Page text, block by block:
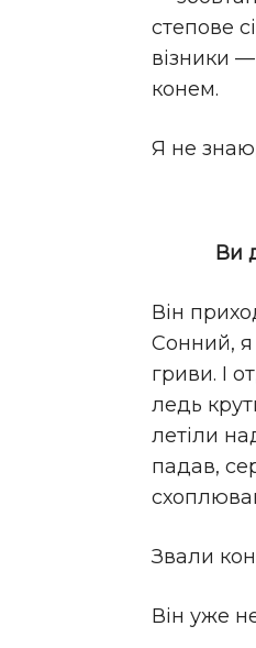
степове
візники
конем.
Я не
Ви
Він
Сонний, я
гриви. І
ледь
летіли
падав,
Звали
Він уже